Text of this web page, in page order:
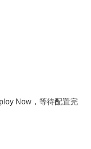
Now，等待配置完